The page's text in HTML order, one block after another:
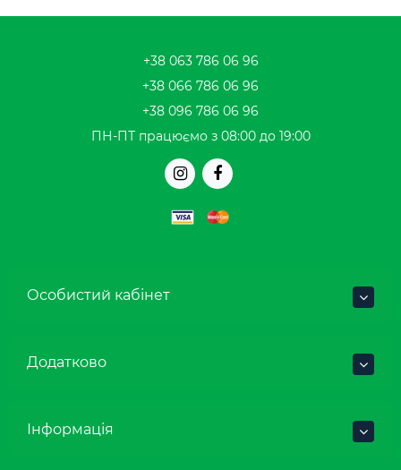
+38 063 786 06 96
+38 066 786 06 96
+38 096 786 06 96
ПН-ПТ працюємо з 08:00 до 19:00
Особистий кабінет
Додатково
Інформація